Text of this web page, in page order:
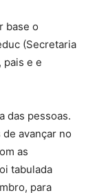
base o
(Secretaria
pais e e
das pessoas.
avançar no
as
tabulada
para